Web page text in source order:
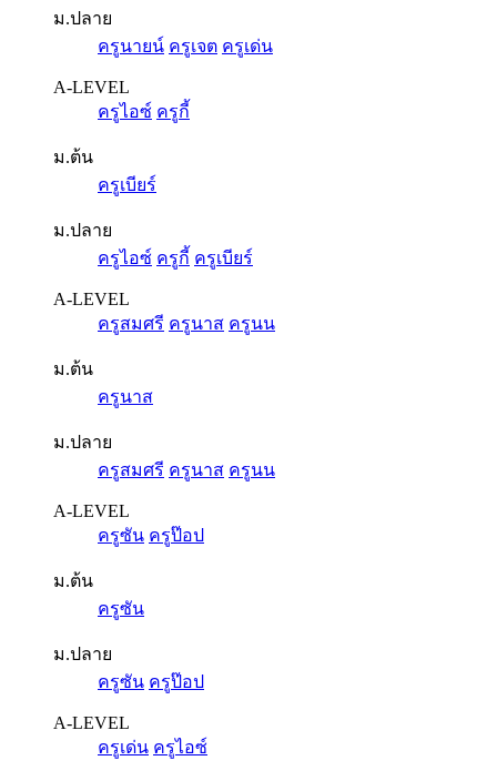
ม.ปลาย
ครูนายน์ ครูเจต ครูเด่น
A-LEVEL
ครูไอซ์ ครูกี้
ม.ต้น
ครูเบียร์
ม.ปลาย
ครูไอซ์ ครูกี้ ครูเบียร์
A-LEVEL
ครูสมศรี ครูนาส ครูนน
ม.ต้น
ครูนาส
ม.ปลาย
ครูสมศรี ครูนาส ครูนน
A-LEVEL
ครูซัน ครูป๊อป
ม.ต้น
ครูซัน
ม.ปลาย
ครูซัน ครูป๊อป
A-LEVEL
ครูเด่น ครูไอซ์